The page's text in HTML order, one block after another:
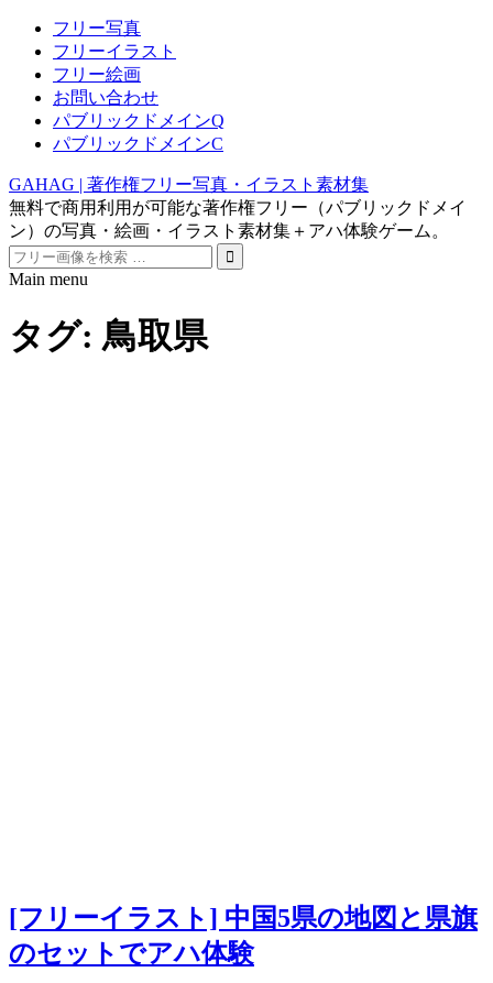
フリー写真
フリーイラスト
フリー絵画
お問い合わせ
パブリックドメインQ
パブリックドメインC
GAHAG | 著作権フリー写真・イラスト素材集
無料で商用利用が可能な著作権フリー（パブリックドメイ
ン）の写真・絵画・イラスト素材集＋アハ体験ゲーム。
Search
for:
Main menu
content
タグ: 鳥取県
[フリーイラスト] 中国5県の地図と県旗
のセットでアハ体験